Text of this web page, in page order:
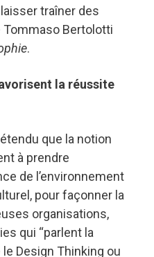
traîner des
Bertolotti
.
la réussite
que la notion
à prendre
de l’environnement
pour façonner la
organisations,
qui “parlent la
Design Thinking ou